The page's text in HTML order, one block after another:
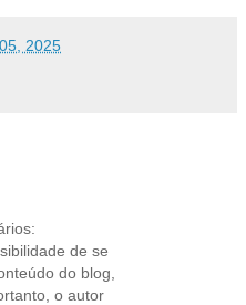
2025
de se
do blog,
o autor